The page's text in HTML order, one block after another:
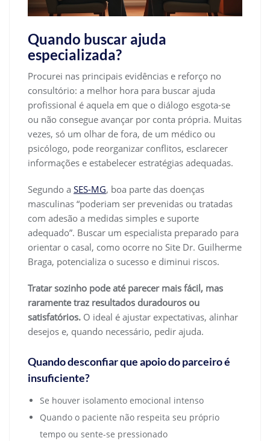
Quando buscar ajuda
especializada?
Procurei nas principais evidências e reforço no
consultório: a melhor hora para buscar ajuda
profissional é aquela em que o diálogo esgota-se
ou não consegue avançar por conta própria. Muitas
vezes, só um olhar de fora, de um médico ou
psicólogo, pode reorganizar conflitos, esclarecer
informações e estabelecer estratégias adequadas.
Segundo a SES-MG, boa parte das doenças
masculinas “poderiam ser prevenidas ou tratadas
com adesão a medidas simples e suporte
adequado”. Buscar um especialista preparado para
orientar o casal, como ocorre no Site Dr. Guilherme
Braga, potencializa o sucesso e diminui riscos.
Tratar sozinho pode até parecer mais fácil, mas
raramente traz resultados duradouros ou
satisfatórios. O ideal é ajustar expectativas, alinhar
desejos e, quando necessário, pedir ajuda.
Quando desconfiar que apoio do parceiro é
insuficiente?
Se houver isolamento emocional intenso
Quando o paciente não respeita seu próprio
tempo ou sente-se pressionado